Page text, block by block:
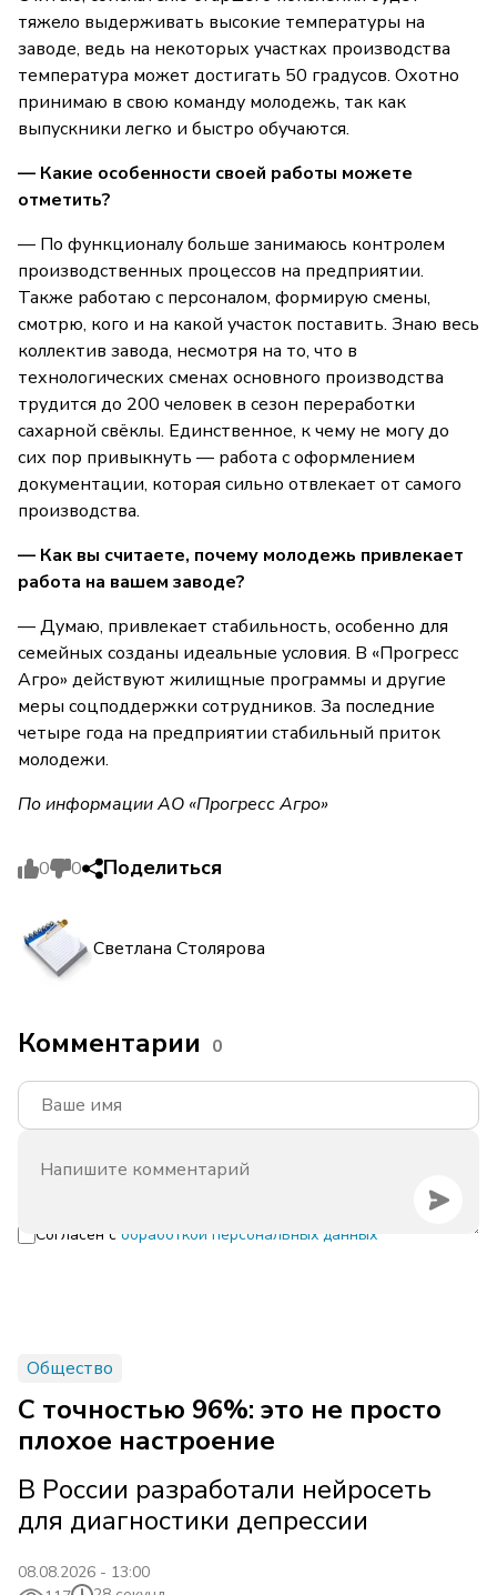
тяжело выдерживать высокие температуры на
заводе, ведь на некоторых участках производства
температура может достигать 50 градусов. Охотно
принимаю в свою команду молодежь, так как
выпускники легко и быстро обучаются.
— Какие особенности своей работы можете
отметить?
— По функционалу больше занимаюсь контролем
производственных процессов на предприятии.
Также работаю с персоналом, формирую смены,
смотрю, кого и на какой участок поставить. Знаю весь
коллектив завода, несмотря на то, что в
технологических сменах основного производства
трудится до 200 человек в сезон переработки
сахарной свёклы. Единственное, к чему не могу до
сих пор привыкнуть — работа с оформлением
документации, которая сильно отвлекает от самого
производства.
— Как вы считаете, почему молодежь привлекает
работа на вашем заводе?
— Думаю, привлекает стабильность, особенно для
семейных созданы идеальные условия. В «Прогресс
Агро» действуют жилищные программы и другие
меры соцподдержки сотрудников. За последние
четыре года на предприятии стабильный приток
молодежи.
По информации АО «Прогресс Агро»
0 0 Поделиться
Светлана Столярова
Комментарии 0
Согласен с обработкой персональных данных
Общество
С точностью 96%: это не просто
плохое настроение
В России разработали нейросеть
для диагностики депрессии
08.08.2026 - 13:00